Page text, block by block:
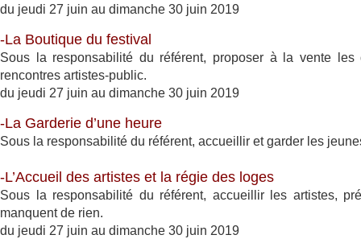
du jeudi 27 juin au dimanche 30 juin 2019
-La Boutique du festival
Sous la responsabilité du référent, proposer à la vente
rencontres artistes-public.
du jeudi 27 juin au dimanche 30 juin 2019
-La Garderie d’une heure
Sous la responsabilité du référent, accueillir et garder les
-L’Accueil des artistes et la régie des loges
Sous la responsabilité du référent, accueillir les artistes,
manquent de rien.
du jeudi 27 juin au dimanche 30 juin 2019